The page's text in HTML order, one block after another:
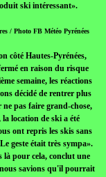
ski intéressant».
/ Photo FB Météo Pyrénées
côté Hautes-Pyrénées,
en raison du risque
semaine, les réactions
décidé de rentrer plus
pas faire grand-chose,
location de ski a été
ont repris les skis sans
geste était très sympa».
là pour cela, conclut une
savions qu'il pourrait